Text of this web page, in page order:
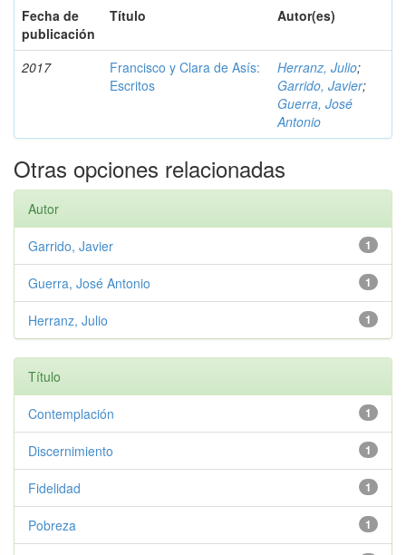
Fecha de
publicación
Título Autor(es)
2017
Francisco y Clara de Asís:
Escritos
Herranz, Julio;
Garrido, Javier;
Guerra, José
Antonio
Otras opciones relacionadas
Autor
1
Garrido, Javier
1
Guerra, José Antonio
1
Herranz, Julio
Título
1
Contemplación
1
Discernimiento
1
Fidelidad
1
Pobreza